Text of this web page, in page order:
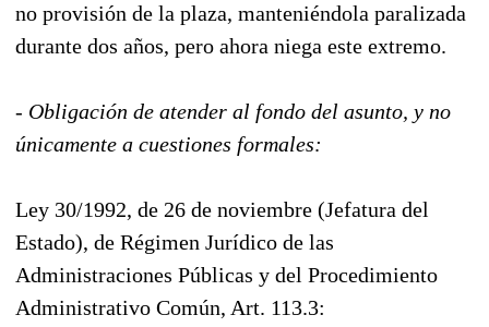
no provisión de la plaza, manteniéndola paralizada
durante dos años, pero ahora niega este extremo.
- Obligación de atender al fondo del asunto, y no
únicamente a cuestiones formales:
Ley 30/1992, de 26 de noviembre (Jefatura del
Estado), de Régimen Jurídico de las
Administraciones Públicas y del Procedimiento
Administrativo Común, Art. 113.3: